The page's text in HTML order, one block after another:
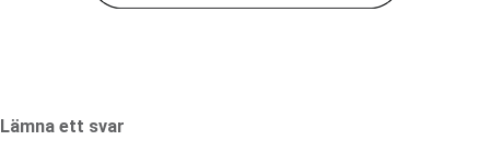
Lämna ett svar